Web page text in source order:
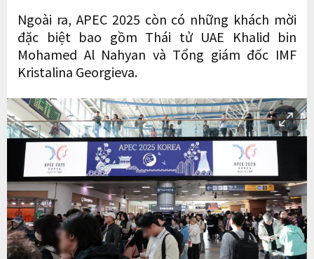
Ngoài ra, APEC 2025 còn có những khách mời
đặc biệt bao gồm Thái tử UAE Khalid bin
Mohamed Al Nahyan và Tổng giám đốc IMF
Kristalina Georgieva.